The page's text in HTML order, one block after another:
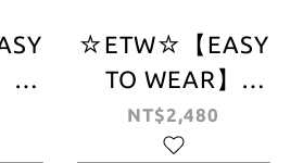
短
☆ETW☆【EASY
TO WEAR】
Stussy 26SS
CITRUS TEE 橘子
NT$2,480